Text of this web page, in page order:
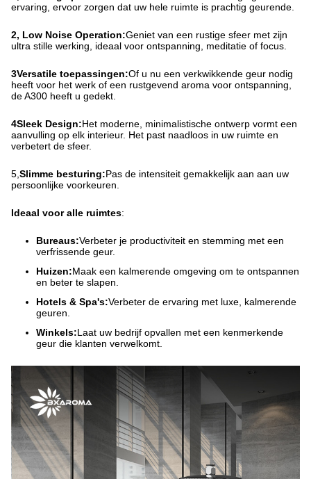
ervaring, ervoor zorgen dat uw hele ruimte is prachtig geurende.
2, Low Noise Operation:Geniet van een rustige sfeer met zijn
ultra stille werking, ideaal voor ontspanning, meditatie of focus.
3Versatile toepassingen:Of u nu een verkwikkende geur nodig
heeft voor het werk of een rustgevend aroma voor ontspanning,
de A300 heeft u gedekt.
4Sleek Design:Het moderne, minimalistische ontwerp vormt een
aanvulling op elk interieur. Het past naadloos in uw ruimte en
verbetert de sfeer.
5, Slimme besturing:Pas de intensiteit gemakkelijk aan aan uw
persoonlijke voorkeuren.
Ideaal voor alle ruimtes:
Bureaus:Verbeter je productiviteit en stemming met een
verfrissende geur.
Huizen:Maak een kalmerende omgeving om te ontspannen
en beter te slapen.
Hotels & Spa's:Verbeter de ervaring met luxe, kalmerende
geuren.
Winkels:Laat uw bedrijf opvallen met een kenmerkende
geur die klanten verwelkomt.